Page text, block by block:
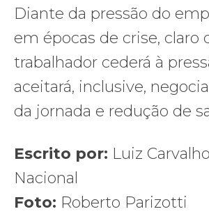
Diante da pressão do
em épocas de crise, claro
trabalhador cederá à
aceitará, inclusive,
da jornada e redução de
Escrito por: Luiz
Nacional
Foto: Roberto Parizotti